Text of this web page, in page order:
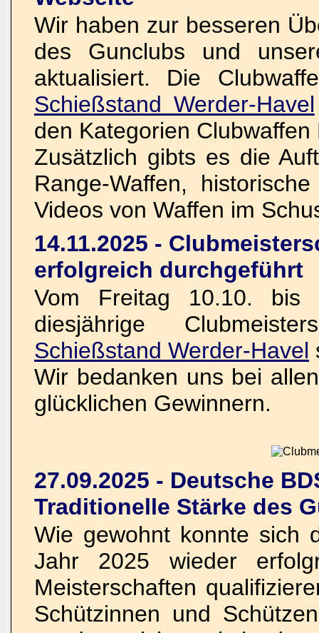
Wir haben zur besseren
des Gunclubs und
aktualisiert. Die
Schießstand Werder-Havel
den Kategorien
Zusätzlich gibts es die
Range-Waffen,
Videos von Waffen im
14.11.2025 -
erfolgreich durchgeführt
Vom Freitag 10.10. bis
diesjährige
Schießstand Werder-Havel
Wir bedanken uns bei
glücklichen Gewinnern.
27.09.2025 - Deutsche
Traditionelle Stärke des
Wie gewohnt konnte sich
Jahr 2025 wieder
Meisterschaften
Schützinnen und